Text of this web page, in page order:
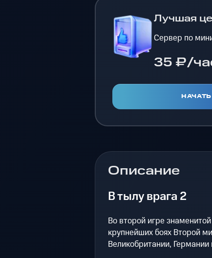
Лучшая
Сервер по
35 ₽/
Описание
В тылу врага 2
Во второй игре
крупнейших боях Второй
Великобритании,